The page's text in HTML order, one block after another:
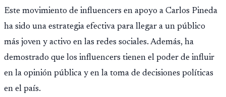
ilícita, terrorismo y sedición.
Este movimiento de influencers en apoyo a Carlos Pineda
ha sido una estrategia efectiva para llegar a un público
más joven y activo en las redes sociales. Además, ha
demostrado que los influencers tienen el poder de influir
en la opinión pública y en la toma de decisiones políticas
en el país.